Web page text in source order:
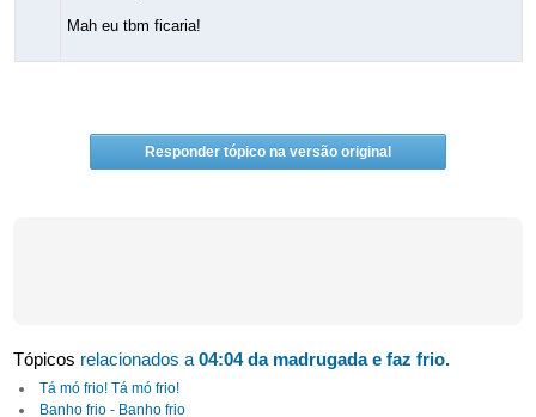
Mah eu tbm ficaria!
Responder tópico na versão original
Tópicos relacionados a04:04 da madrugada e faz frio.
Tá mó frio! Tá mó frio!
Banho frio - Banho frio